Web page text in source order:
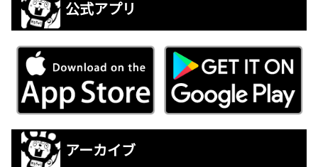
公式アプリ
アーカイブ